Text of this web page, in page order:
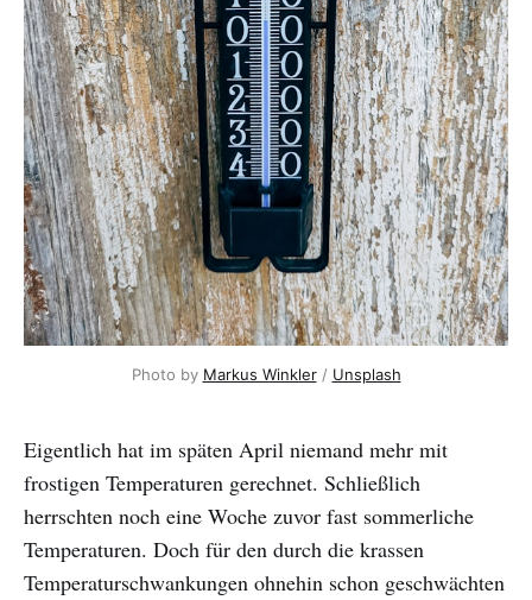
Photo by Markus Winkler / Unsplash
Eigentlich hat im späten April niemand mehr mit
frostigen Temperaturen gerechnet. Schließlich
herrschten noch eine Woche zuvor fast sommerliche
Temperaturen. Doch für den durch die krassen
Temperaturschwankungen ohnehin schon geschwächten